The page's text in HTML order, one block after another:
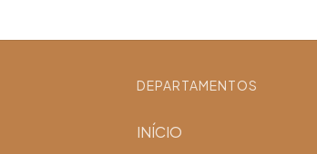
DEPARTAMENTOS
INÍCIO